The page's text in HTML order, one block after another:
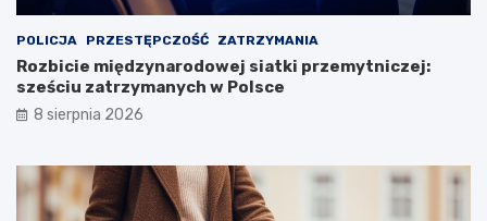
POLICJA PRZESTĘPCZOŚĆ ZATRZYMANIA
Rozbicie międzynarodowej siatki przemytniczej:
sześciu zatrzymanych w Polsce
8 sierpnia 2026